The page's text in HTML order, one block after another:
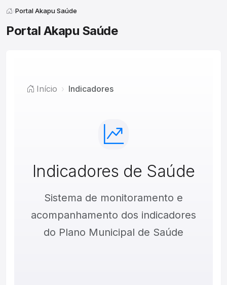
Portal Akapu Saúde
Portal Akapu Saúde
Início Indicadores
Indicadores de Saúde
Sistema de monitoramento e
acompanhamento dos indicadores
do Plano Municipal de Saúde